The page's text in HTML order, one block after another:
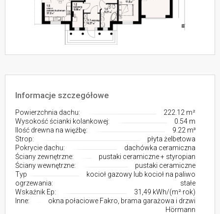
Informacje szczegółowe
Powierzchnia dachu:
222.12 m²
Wysokość ścianki kolankowej:
0.54 m
Ilość drewna na więźbę:
9.22 m³
Strop:
płyta żelbetowa
Pokrycie dachu:
dachówka ceramiczna
Ściany zewnętrzne:
pustaki ceramiczne + styropian
Ściany wewnętrzne:
pustaki ceramiczne
Typ
ogrzewania:
kocioł gazowy lub kocioł na paliwo
stałe
Wskaźnik Ep:
31,49 kWh/(m²·rok)
Inne:
okna połaciowe Fakro, brama garażowa i drzwi
Hörmann